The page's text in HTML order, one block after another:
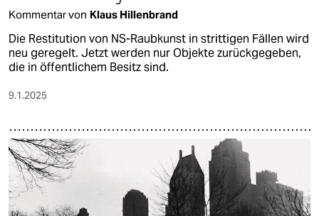
Kommentar von Klaus Hillenbrand
Die Restitution von NS-Raubkunst in strittigen Fällen wird
neu geregelt. Jetzt werden nur Objekte zurückgegeben,
die in öffentlichem Besitz sind.
9.1.2025